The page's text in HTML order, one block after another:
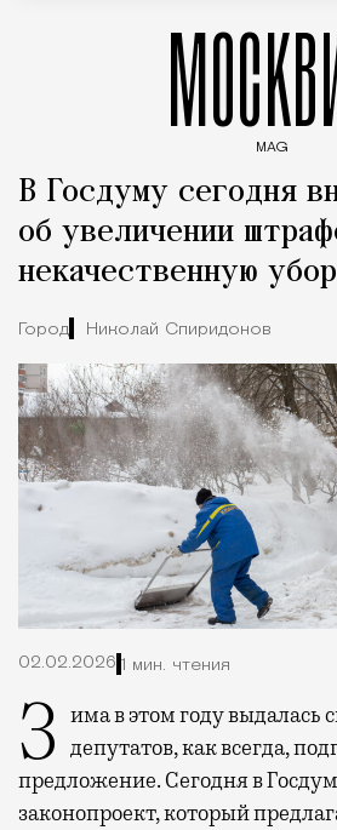
MAG
В Госдуму сегодня
об увеличении
некачественную
Город Николай Спиридонов
02.02.2026 1 мин. чтения
Зима в этом году выдалась снежной, а у депутатов, как всегда,
предложение. Сегодня в
законопроект, который